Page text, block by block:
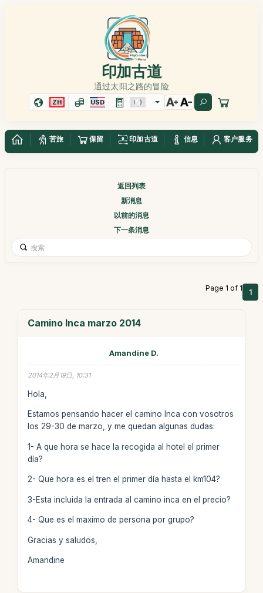
印加古道
通过太阳之路的冒险
ZH USD
苦旅 保留 印加古道 信息 客户服务
返回列表
新消息
以前的消息
下一条消息
Page 1 of 1 1
Camino Inca marzo 2014
Amandine D.
2014年2月19日, 10:31
Hola,
Estamos pensando hacer el camino Inca con vosotros
los 29-30 de marzo, y me quedan algunas dudas:
1- A que hora se hace la recogida al hotel el primer
día?
2- Que hora es el tren el primer día hasta el km104?
3-Esta incluida la entrada al camino inca en el precio?
4- Que es el maximo de persona por grupo?
Gracias y saludos,
Amandine